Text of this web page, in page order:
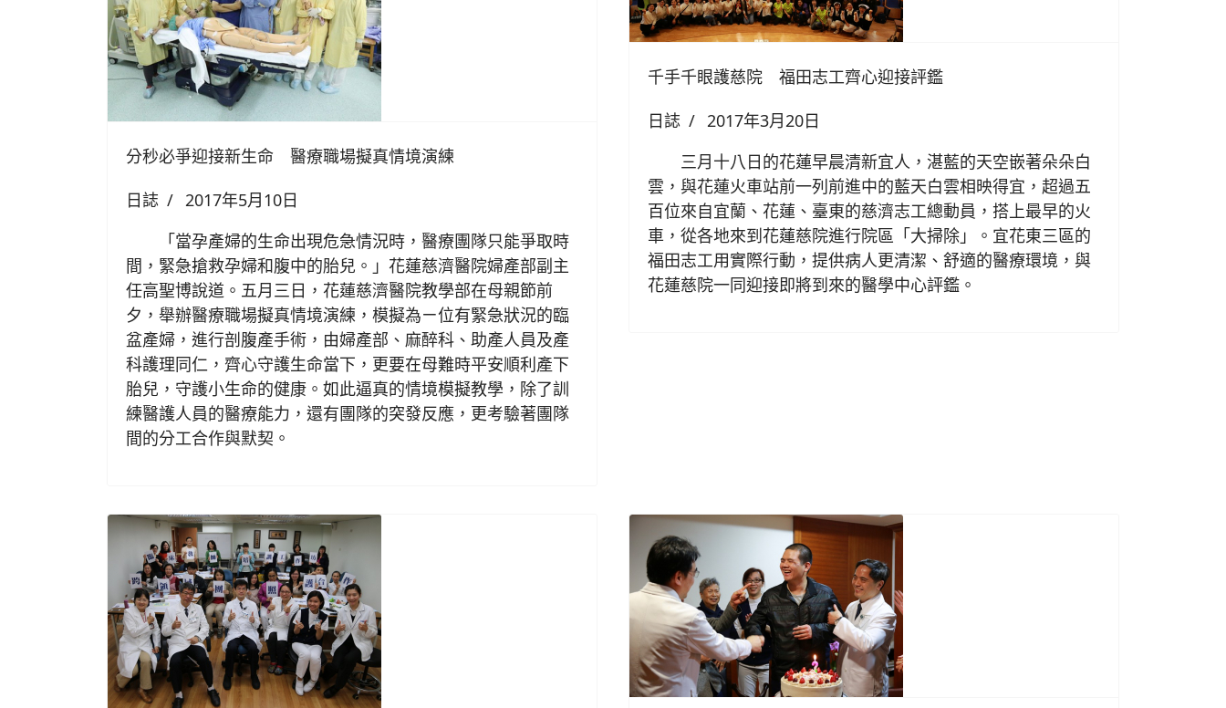
分秒必爭迎接新生命 醫療職場擬真情境演練
日誌
2017年5月10日
「當孕產婦的生命出現危急情況時，醫療團隊只能爭取時
間，緊急搶救孕婦和腹中的胎兒。」花蓮慈濟醫院婦產部副主
任高聖博說道。五月三日，花蓮慈濟醫院教學部在母親節前
夕，舉辦醫療職場擬真情境演練，模擬為ㄧ位有緊急狀況的臨
盆產婦，進行剖腹產手術，由婦產部、麻醉科、助產人員及產
科護理同仁，齊心守護生命當下，更要在母難時平安順利產下
胎兒，守護小生命的健康。如此逼真的情境模擬教學，除了訓
練醫護人員的醫療能力，還有團隊的突發反應，更考驗著團隊
間的分工合作與默契。
千手千眼護慈院 福田志工齊心迎接評鑑
日誌
2017年3月20日
三月十八日的花蓮早晨清新宜人，湛藍的天空嵌著朵朵白
雲，與花蓮火車站前一列前進中的藍天白雲相映得宜，超過五
百位來自宜蘭、花蓮、臺東的慈濟志工總動員，搭上最早的火
車，從各地來到花蓮慈院進行院區「大掃除」。宜花東三區的
福田志工用實際行動，提供病人更清潔、舒適的醫療環境，與
花蓮慈院一同迎接即將到來的醫學中心評鑑。